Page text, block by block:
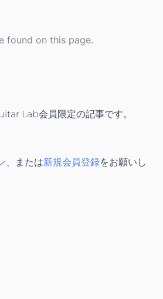
found on this page.
Lab会員限定の記事です。
、または新規会員登録をお願いし